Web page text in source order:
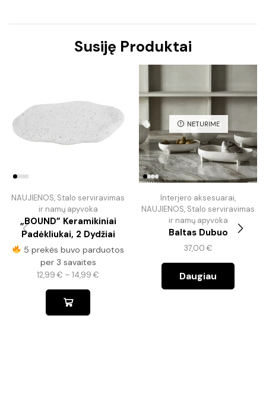
Susiję Produktai
NAUJIENOS, Stalo serviravimas
ir namų apyvoka
„BOUND” Keramikiniai
Padėkliukai, 2 Dydžiai
5 prekės buvo parduotos
per 3 savaites
12,99 € – 14,99 €
NETURIME
Interjero aksesuarai,
NAUJIENOS, Stalo serviravimas
ir namų apyvoka
Baltas Dubuo
37,00 €
Daugiau